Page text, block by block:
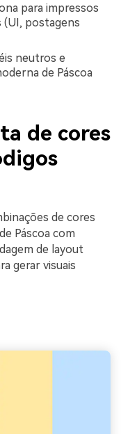
para impressos
(UI, postagens
neutros e
de Páscoa
de cores
de cores
Páscoa com
de layout
gerar visuais